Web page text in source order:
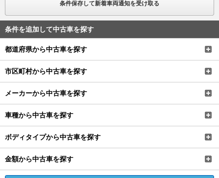
条件を追加して中古車を探す
都道府県から中古車を探す
市区町村から中古車を探す
メーカーから中古車を探す
車種から中古車を探す
ボディタイプから中古車を探す
金額から中古車を探す
お気に入りリスト